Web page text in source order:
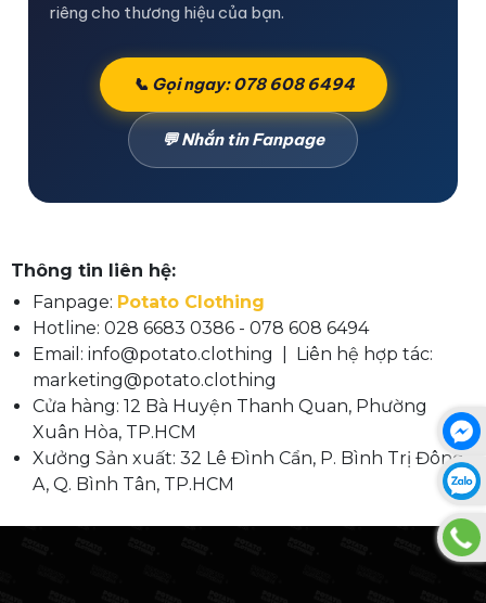
riêng cho thương hiệu của bạn.
📞 Gọi ngay: 078 608 6494
💬 Nhắn tin Fanpage
Thông tin liên hệ:
Fanpage: Potato Clothing
Hotline: 028 6683 0386 - 078 608 6494
Email: info@potato.clothing | Liên hệ hợp tác:
marketing@potato.clothing
Cửa hàng: 12 Bà Huyện Thanh Quan, Phường
Xuân Hòa, TP.HCM
Xưởng Sản xuất: 32 Lê Đình Cẩn, P. Bình Trị Đông
A, Q. Bình Tân, TP.HCM